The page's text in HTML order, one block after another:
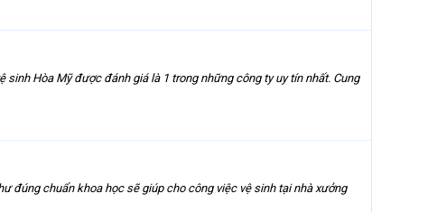
sinh Hòa Mỹ được đánh giá là 1 trong những công ty uy tín nhất. Cung
đúng chuẩn khoa học sẽ giúp cho công việc vệ sinh tại nhà xưởng